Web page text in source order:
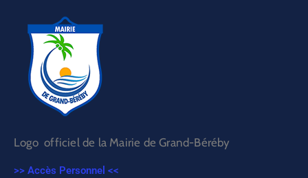
Logo officiel de la Mairie de Grand-Béréby
>> Accès Personnel <<